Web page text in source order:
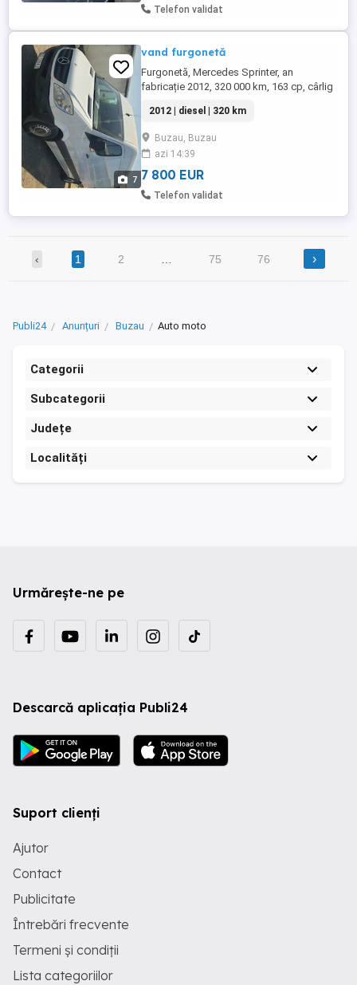
Telefon validat
7
vand furgonetă
Furgonetă, Mercedes Sprinter, an
fabricație 2012, 320 000 km, 163 cp, cârlig
țara de proveniență Germania.
2012 | diesel | 320 km
Buzau, Buzau
azi 14:39
7 800 EUR
Telefon validat
‹ 1 2 75 76 ›
Publi24 Anunțuri Buzau Auto moto
Categorii
Subcategorii
Județe
Localități
Urmărește-ne pe
Descarcă aplicația Publi24
Suport clienți
Ajutor
Contact
Publicitate
Întrebări frecvente
Termeni și condiții
Lista categoriilor